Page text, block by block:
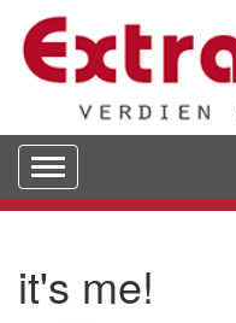
Toggle
navigation
it's me!